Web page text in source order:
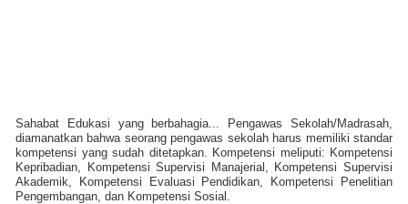
Sahabat Edukasi yang berbahagia... Pengawas Sekolah/Madrasah,
diamanatkan bahwa seorang pengawas sekolah harus memiliki standar
kompetensi yang sudah ditetapkan. Kompetensi meliputi: Kompetensi
Kepribadian, Kompetensi Supervisi Manajerial, Kompetensi Supervisi
Akademik, Kompetensi Evaluasi Pendidikan, Kompetensi Penelitian
Pengembangan, dan Kompetensi Sosial.